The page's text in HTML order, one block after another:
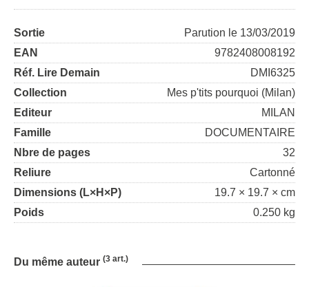
Sortie
Parution le 13/03/2019
EAN
9782408008192
Réf. Lire Demain
DMI6325
Collection
Mes p'tits pourquoi (Milan)
Editeur
MILAN
Famille
DOCUMENTAIRE
Nbre de pages
32
Reliure
Cartonné
Dimensions (L×H×P)
19.7 × 19.7 × cm
Poids
0.250 kg
Du même auteur (3 art.)